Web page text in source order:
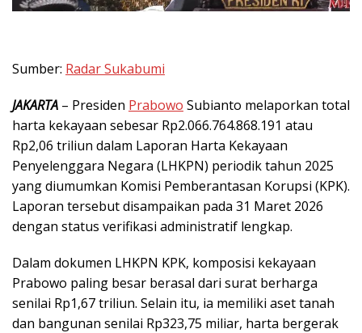
Sumber: Radar Sukabumi
JAKARTA – Presiden Prabowo Subianto melaporkan total
harta kekayaan sebesar Rp2.066.764.868.191 atau
Rp2,06 triliun dalam Laporan Harta Kekayaan
Penyelenggara Negara (LHKPN) periodik tahun 2025
yang diumumkan Komisi Pemberantasan Korupsi (KPK).
Laporan tersebut disampaikan pada 31 Maret 2026
dengan status verifikasi administratif lengkap.
Dalam dokumen LHKPN KPK, komposisi kekayaan
Prabowo paling besar berasal dari surat berharga
senilai Rp1,67 triliun. Selain itu, ia memiliki aset tanah
dan bangunan senilai Rp323,75 miliar, harta bergerak